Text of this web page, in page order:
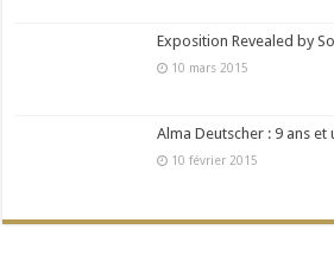
Exposition Revealed by
10 mars 2015
Alma Deutscher : 9 ans et
10 février 2015